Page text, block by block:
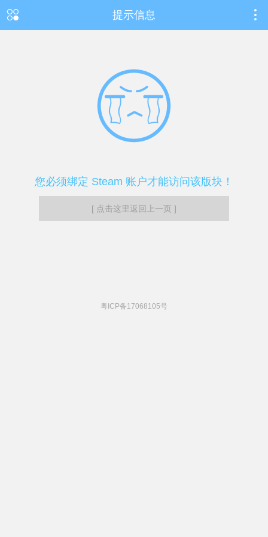
提示信息
您必须绑定 Steam 账户才能访问该版块！
[ 点击这里返回上一页 ]
粤ICP备17068105号